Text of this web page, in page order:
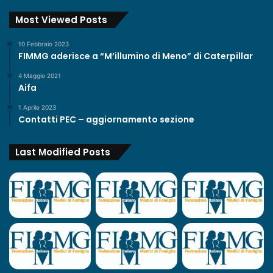
Most Viewed Posts
10 Febbraio 2023
FIMMG aderisce a “M’illumino di Meno” di Caterpillar
4 Maggio 2021
Aifa
1 Aprile 2023
Contatti PEC – aggiornamento sezione
Last Modified Posts